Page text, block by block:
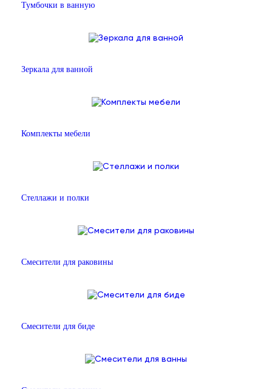
Тумбочки в ванную
Зеркала для ванной
Комплекты мебели
Стеллажи и полки
Смесители для раковины
Смесители для биде